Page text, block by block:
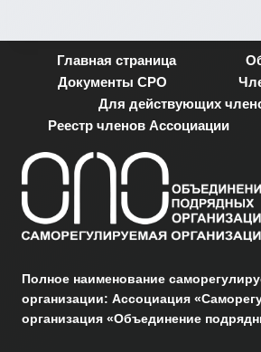
Главная страница
Документы СРО
Для действующих
Реестр членов Ассоциации
Полное наименование
организации: Ассоциация
организация «Объединение